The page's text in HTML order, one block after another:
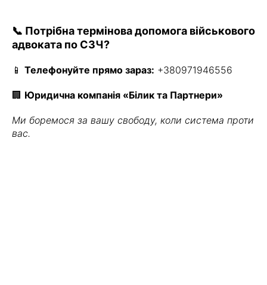
📞 Потрібна термінова допомога військового
адвоката по СЗЧ?
📱 Телефонуйте прямо зараз: +380971946556
🏢 Юридична компанія «Білик та Партнери»
Ми боремося за вашу свободу, коли система проти
вас.